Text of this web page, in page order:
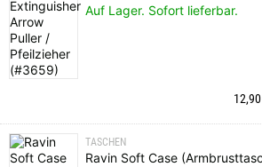
Auf Lager. Sofort lieferbar.
12,90
TASCHEN